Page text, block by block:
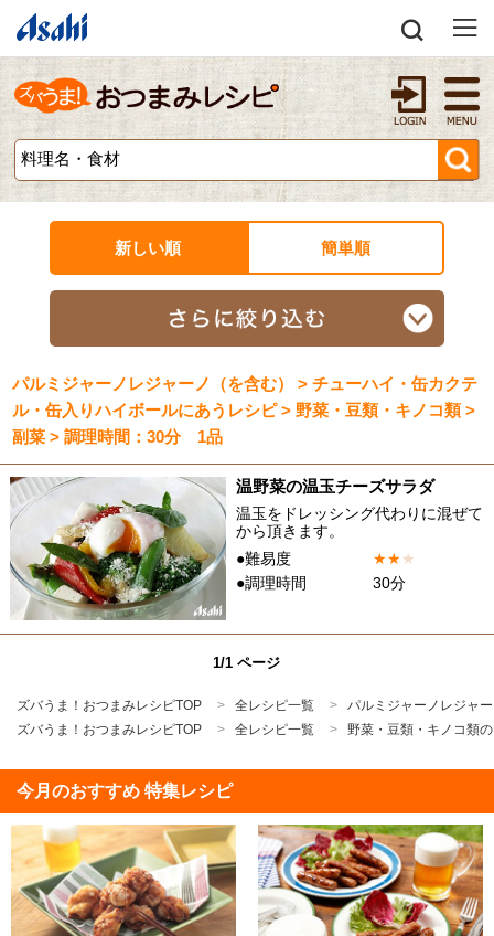
新しい順 簡単順
パルミジャーノレジャーノ（を含む） > チューハイ・缶カクテ
ル・缶入りハイボールにあうレシピ > 野菜・豆類・キノコ類 >
副菜 > 調理時間：30分 1品
温野菜の温玉チーズサラダ
温玉をドレッシング代わりに混ぜて
から頂きます。
●難易度
★★★
●調理時間
30分
1/1 ページ
ズバうま！おつまみレシピTOP 全レシピ一覧
パルミジャーノレジャ
ズバうま！おつまみレシピTOP
全レシピ一覧 野菜・豆類・キノコ類
今月のおすすめ 特集レシピ